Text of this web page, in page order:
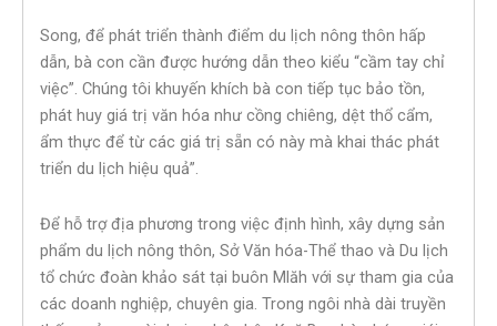
Song, để phát triển thành điểm du lịch nông thôn hấp
dẫn, bà con cần được hướng dẫn theo kiểu “cầm tay chỉ
việc”. Chúng tôi khuyến khích bà con tiếp tục bảo tồn,
phát huy giá trị văn hóa như cồng chiêng, dệt thổ cẩm,
ẩm thực để từ các giá trị sẵn có này mà khai thác phát
triển du lịch hiệu quả”.
Để hỗ trợ địa phương trong việc định hình, xây dựng sản
phẩm du lịch nông thôn, Sở Văn hóa-Thể thao và Du lịch
tổ chức đoàn khảo sát tại buôn Mlăh với sự tham gia của
các doanh nghiệp, chuyên gia. Trong ngôi nhà dài truyền